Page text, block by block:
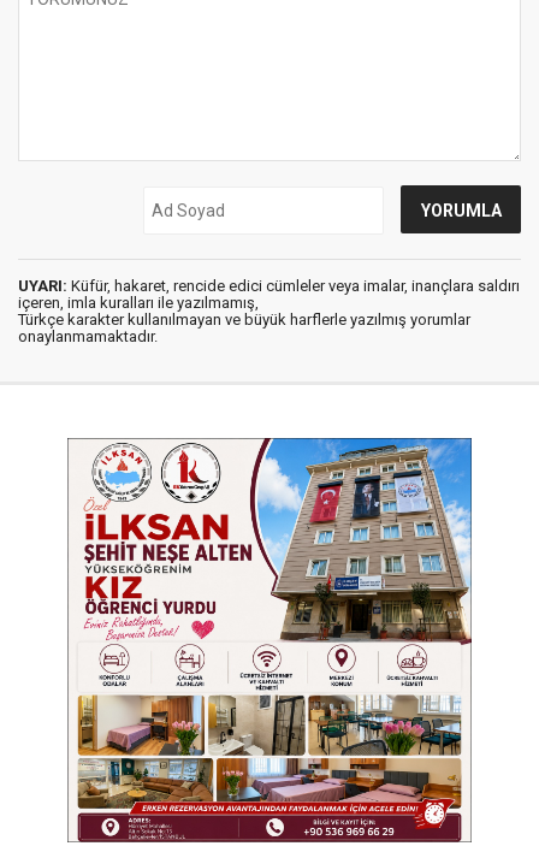
UYARI: Küfür, hakaret, rencide edici cümleler veya imalar, inançlara saldırı
içeren, imla kuralları ile yazılmamış,
Türkçe karakter kullanılmayan ve büyük harflerle yazılmış yorumlar
onaylanmamaktadır.